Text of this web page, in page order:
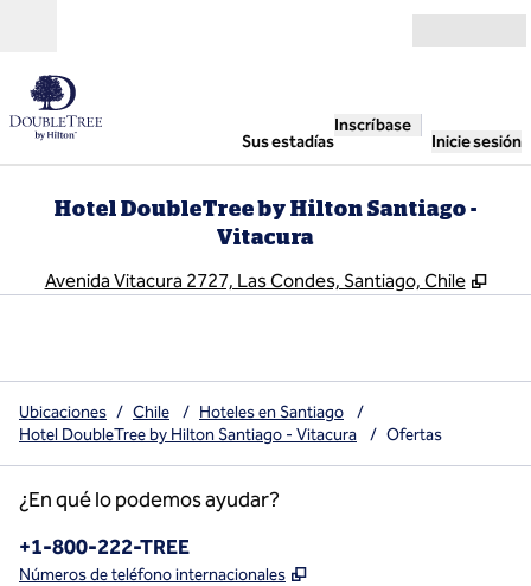
Sus estadías
Inscríbase
Inicie sesión
Hotel DoubleTree by Hilton Santiago -
Vitacura
Avenida Vitacura 2727, Las Condes, Santiago, Chile ,
Ubicaciones / Chile / Hoteles en Santiago
/
Hotel DoubleTree by Hilton Santiago - Vitacura
/ Ofertas
¿En qué lo podemos ayudar?
Teléfono:
+1-800-222-TREE
Números de teléfono internacionales ,